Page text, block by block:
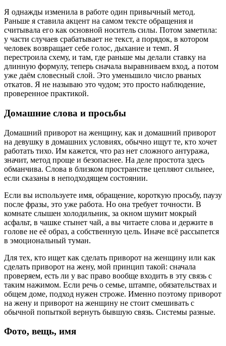
Я однажды изменила в работе один привычный метод.
Раньше я ставила акцент на самом тексте обращения и
считывала его как основной носитель силы. Потом заметила:
у части случаев срабатывает не текст, а порядок, в котором
человек возвращает себе голос, дыхание и темп. Я
перестроила схему, и там, где раньше мы делали ставку на
длинную формулу, теперь сначала выравниваем вход, а потом
уже даём словесный слой. Это уменьшило число рваных
откатов. Я не называю это чудом; это просто наблюдение,
проверенное практикой.
Домашние слова и просьбы
Домашний приворот на женщину, как и домашний приворот
на девушку в домашних условиях, обычно ищут те, кто хочет
работать тихо. Им кажется, что раз нет сложного антуража,
значит, метод проще и безопаснее. На деле простота здесь
обманчива. Слова в близком пространстве цепляют сильнее,
если сказаны в неподходящем состоянии.
Если вы используете имя, обращение, короткую просьбу, паузу
после фразы, это уже работа. Но она требует точности. В
комнате слышен холодильник, за окном шумит мокрый
асфальт, в чашке стынет чай, а вы читаете слова и держите в
голове не её образ, а собственную цель. Иначе всё рассыпется
в эмоциональный туман.
Для тех, кто ищет как сделать приворот на женщину или как
сделать приворот на жену, мой принцип такой: сначала
проверяем, есть ли у вас право вообще входить в эту связь с
таким нажимом. Если речь о семье, штампе, обязательствах и
общем доме, подход нужен строже. Именно поэтому приворот
на жену и приворот на женщину не стоит смешивать с
обычной попыткой вернуть бывшую связь. Системы разные.
Фото, вещь, имя